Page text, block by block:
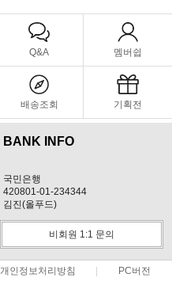
Q&A 멤버쉽
배송조회 기획전
BANK INFO
국민은행
420801-01-234344
김진(올푸드)
비회원 1:1 문의
개인정보처리방침 PC버전